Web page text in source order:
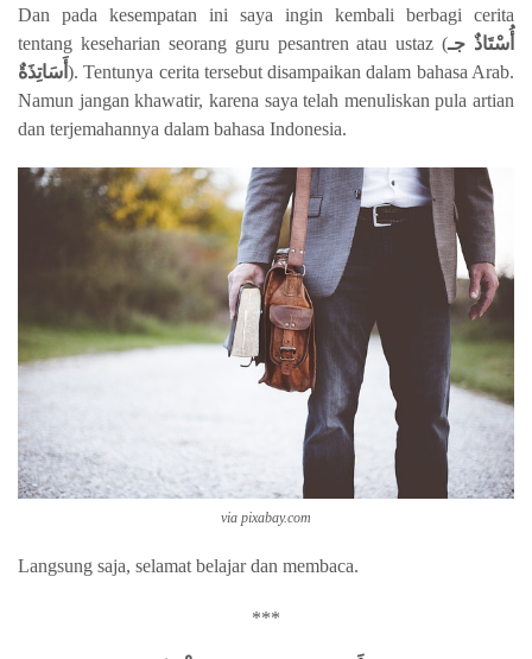
Dan pada kesempatan ini saya ingin kembali berbagi cerita
tentang keseharian seorang guru pesantren atau ustaz (أُسْتَاذٌ جـ
أَسَاتِذَةٌ ). Tentunya cerita tersebut disampaikan dalam bahasa Arab.
Namun jangan khawatir, karena saya telah menuliskan pula artian
dan terjemahannya dalam bahasa Indonesia.
via pixabay.com
Langsung saja, selamat belajar dan membaca.
***